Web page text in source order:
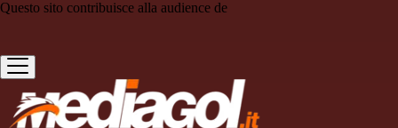
Questo sito contribuisce alla audience de